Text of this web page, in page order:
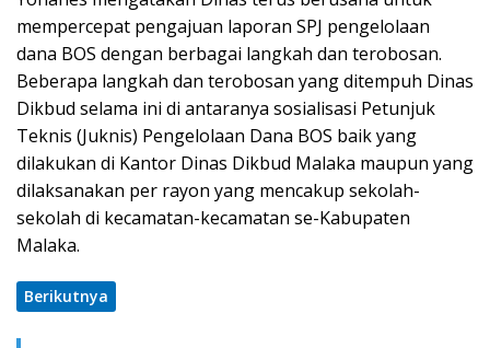
mempercepat pengajuan laporan SPJ pengelolaan
dana BOS dengan berbagai langkah dan terobosan.
Beberapa langkah dan terobosan yang ditempuh Dinas
Dikbud selama ini di antaranya sosialisasi Petunjuk
Teknis (Juknis) Pengelolaan Dana BOS baik yang
dilakukan di Kantor Dinas Dikbud Malaka maupun yang
dilaksanakan per rayon yang mencakup sekolah-
sekolah di kecamatan-kecamatan se-Kabupaten
Malaka.
Berikutnya